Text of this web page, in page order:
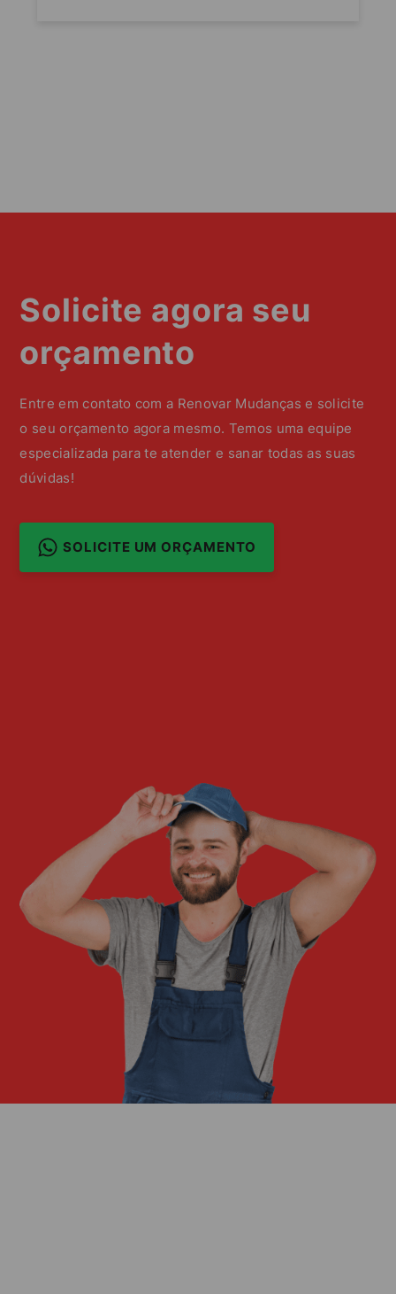
Solicite agora seu
orçamento
Entre em contato com a Renovar Mudanças e solicite
o seu orçamento agora mesmo. Temos uma equipe
especializada para te atender e sanar todas as suas
dúvidas!
SOLICITE UM ORÇAMENTO